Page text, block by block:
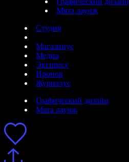
Мята лаунж
Студия
Магазинус
Медиа
Экспресс
Иронов
Журналус
Графический дизайн
Мята лаунж